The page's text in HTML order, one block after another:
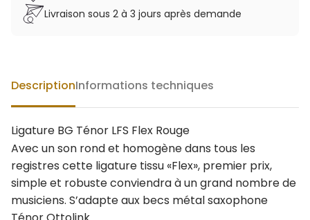
Livraison sous 2 à 3 jours après demande
DescriptionInformations techniques
Ligature BG Ténor LFS Flex Rouge
Avec un son rond et homogène dans tous les
registres cette ligature tissu «Flex», premier prix,
simple et robuste conviendra à un grand nombre de
musiciens. S’adapte aux becs métal saxophone